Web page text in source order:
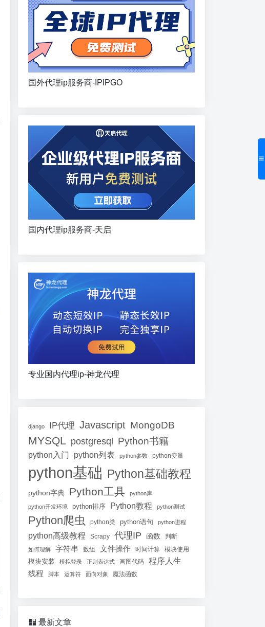
国外代理ip服务商-IPIPGO
国内代理ip服务商-天启
专业国内代理ip-神龙代理
django IP代理 Javascript MongoDB
MYSQL postgresql Python书籍
python入门 python列表 python参数 python变量
python基础 Python基础教程
python字典 Python工具 python库
python开发环境 python排序 Python教程 python测试
Python爬虫 python类 python语句 python进程
python高级教程 Scrapy 代理IP 函数 判断
如何理解 字符串 数组 文件操作 时间计算 模块使用
模块安装 模拟登录 正则表达式 画图代码 程序人生
线程 脚本 运算符 面向对象 魔法函数
最新文章